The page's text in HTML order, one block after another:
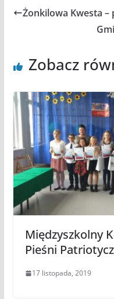
Żonkilowa Kwesta
Zobacz
Międzyszkolny
Pieśni
17 listopada, 2019